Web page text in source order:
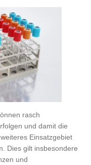
rasch
und damit die
Einsatzgebiet
Dies gilt insbesondere
und